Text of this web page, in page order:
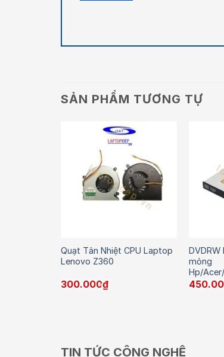
SẢN PHẨM TƯƠNG TỰ
Quạt Tản Nhiệt CPU Laptop
Lenovo Z360
300.000₫
DVDRW
mỏng
Hp/
TIN TỨC CÔNG NGHỆ